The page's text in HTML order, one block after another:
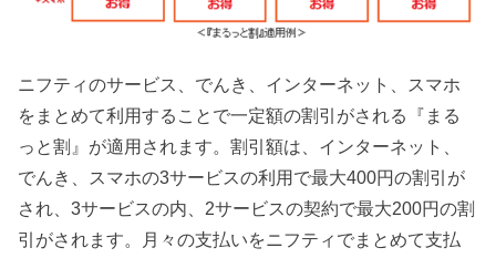
ニフティのサービス、でんき、インターネット、スマホ
をまとめて利用することで一定額の割引がされる『まる
っと割』が適用されます。割引額は、インターネット、
でんき、スマホの3サービスの利用で最大400円の割引が
され、3サービスの内、2サービスの契約で最大200円の割
引がされます。月々の支払いをニフティでまとめて支払